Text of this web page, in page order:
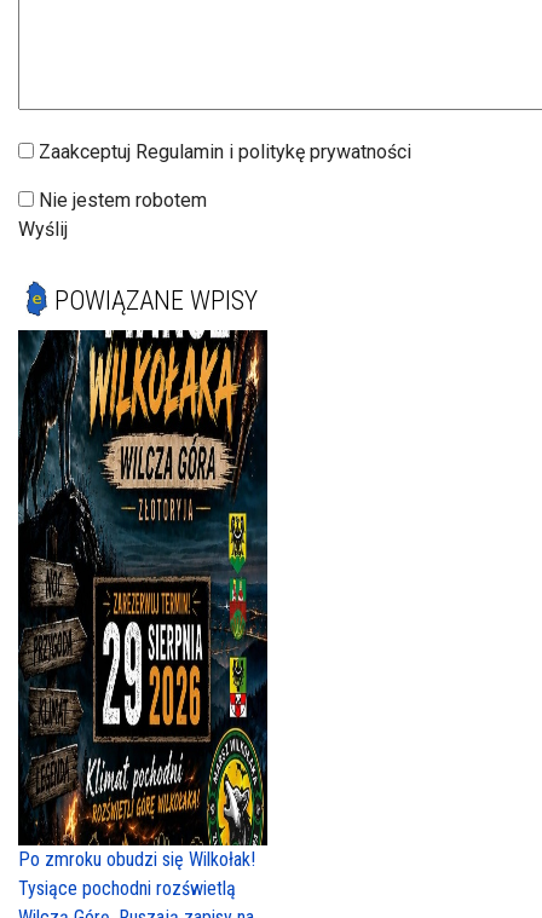
Zaakceptuj Regulamin i politykę prywatności
Nie jestem robotem
Wyślij
POWIĄZANE WPISY
Po zmroku obudzi się Wilkołak!
Tysiące pochodni rozświetlą